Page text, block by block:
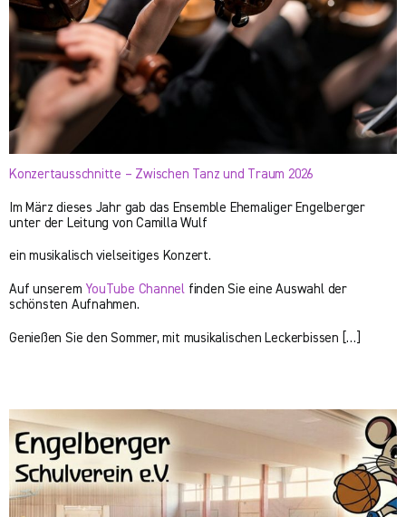
Konzertausschnitte – Zwischen Tanz und Traum 2026
Im März dieses Jahr gab das Ensemble Ehemaliger Engelberger
unter der Leitung von Camilla Wulf
ein musikalisch vielseitiges Konzert.
Auf unserem YouTube Channel finden Sie eine Auswahl der
schönsten Aufnahmen.
Genießen Sie den Sommer, mit musikalischen Leckerbissen […]